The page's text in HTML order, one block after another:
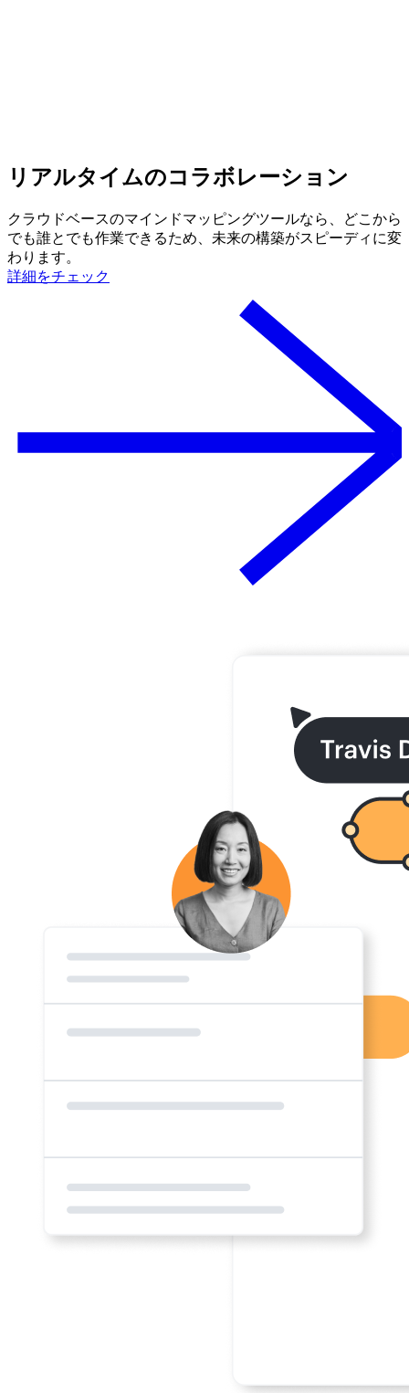
リアルタイムのコラボレーション
クラウドベースのマインドマッピングツールなら、どこから
でも誰とでも作業できるため、未来の構築がスピーディに変
わります。
詳細をチェック